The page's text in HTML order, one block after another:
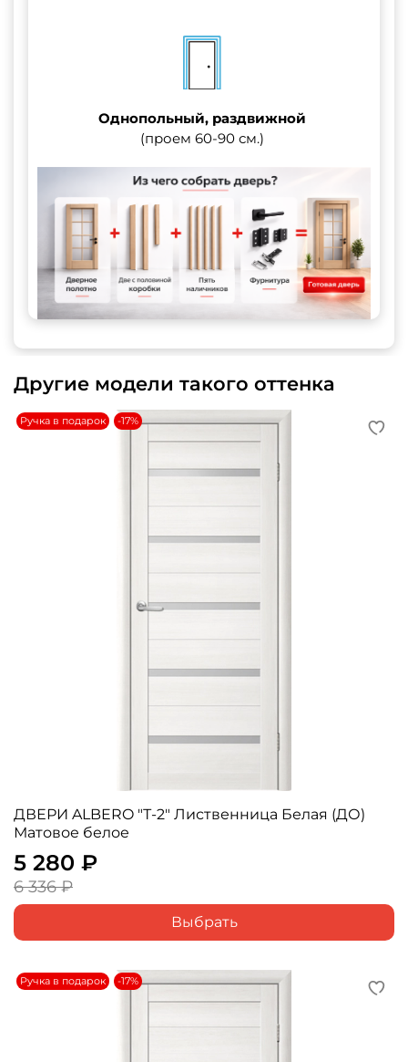
Однопольный, раздвижной
(проем 60-90 см.)
Другие модели такого оттенка
Ручка в подарок -17%
ДВЕРИ ALBERO "Т-2" Лиственница Белая (ДО)
Матовое белое
5 280 ₽
6 336 ₽
Выбрать
Ручка в подарок -17%